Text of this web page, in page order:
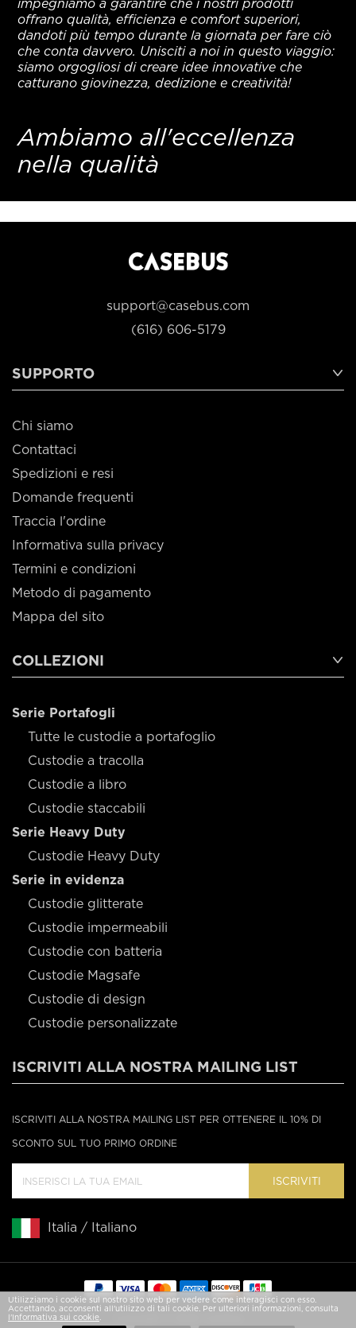
impegniamo a garantire che i nostri prodotti
offrano qualità, efficienza e comfort superiori,
dandoti più tempo durante la giornata per fare ciò
che conta davvero. Unisciti a noi in questo viaggio:
siamo orgogliosi di creare idee innovative che
catturano giovinezza, dedizione e creatività!
Ambiamo all'eccellenza
nella qualità
support@casebus.com
(616) 606-5179
SUPPORTO
Chi siamo
Contattaci
Spedizioni e resi
Domande frequenti
Traccia l'ordine
Informativa sulla privacy
Termini e condizioni
Metodo di pagamento
Mappa del sito
COLLEZIONI
Serie Portafogli
Tutte le custodie a portafoglio
Custodie a tracolla
Custodie a libro
Custodie staccabili
Serie Heavy Duty
Custodie Heavy Duty
Serie in evidenza
Custodie glitterate
Custodie impermeabili
Custodie con batteria
Custodie Magsafe
Custodie di design
Custodie personalizzate
ISCRIVITI ALLA NOSTRA MAILING LIST
ISCRIVITI ALLA NOSTRA MAILING LIST PER OTTENERE IL 10% DI
SCONTO SUL TUO PRIMO ORDINE
ISCRIVITI
Italia / Italiano
Utilizziamo i cookie sul nostro sito web per vedere come interagisci con esso.
Accettando, acconsenti all'utilizzo di tali cookie. Per ulteriori informazioni, consulta
l'Informativa sui cookie